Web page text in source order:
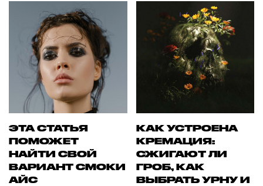
ЭТА СТАТЬЯ
ПОМОЖЕТ
НАЙТИ СВОЙ
ВАРИАНТ СМОКИ
АЙС
КАК УСТРОЕНА
КРЕМАЦИЯ:
СЖИГАЮТ ЛИ
ГРОБ, КАК
ВЫБРАТЬ УРНУ И